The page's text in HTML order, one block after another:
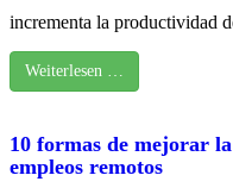
incrementa la productividad
Weiterlesen …
10 formas de mejorar
empleos remotos